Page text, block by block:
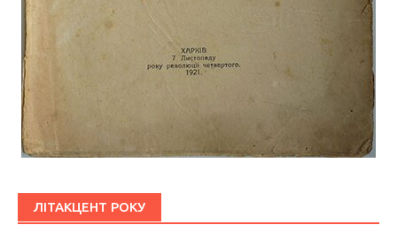
ЛІТАКЦЕНТ РОКУ